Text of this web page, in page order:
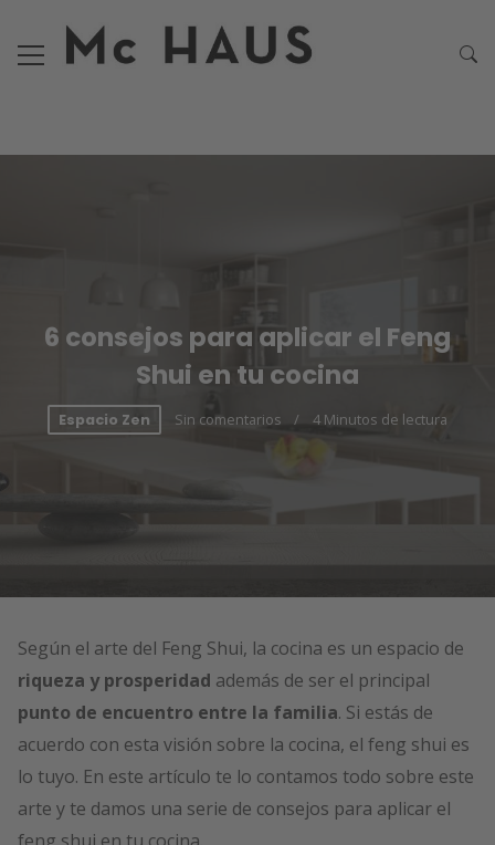
6 consejos para aplicar el Feng
Shui en tu cocina
Espacio Zen Sin comentarios 4 Minutos de lectura
Según el arte del Feng Shui, la cocina es un espacio de
riqueza y prosperidad además de ser el principal
punto de encuentro entre la familia. Si estás de
acuerdo con esta visión sobre la cocina, el feng shui es
lo tuyo. En este artículo te lo contamos todo sobre este
arte y te damos una serie de consejos para aplicar el